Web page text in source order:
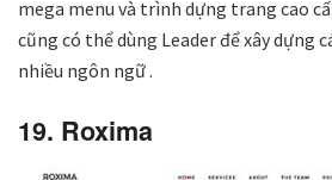
mega menu và trình dựng trang cao
cũng có thể dùng Leader để xây dựng
nhiều ngôn ngữ .
19. Roxima